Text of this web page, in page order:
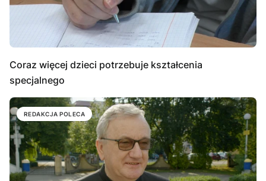
Coraz więcej dzieci potrzebuje kształcenia
specjalnego
REDAKCJA POLECA